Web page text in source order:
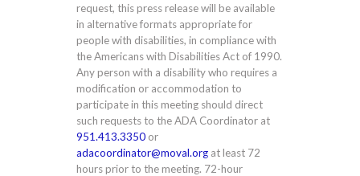
request, this press release will be available
in alternative formats appropriate for
people with disabilities, in compliance with
the Americans with Disabilities Act of 1990.
Any person with a disability who requires a
modification or accommodation to
participate in this meeting should direct
such requests to the ADA Coordinator at
951.413.3350 or
adacoordinator@moval.org at least 72
hours prior to the meeting. 72-hour